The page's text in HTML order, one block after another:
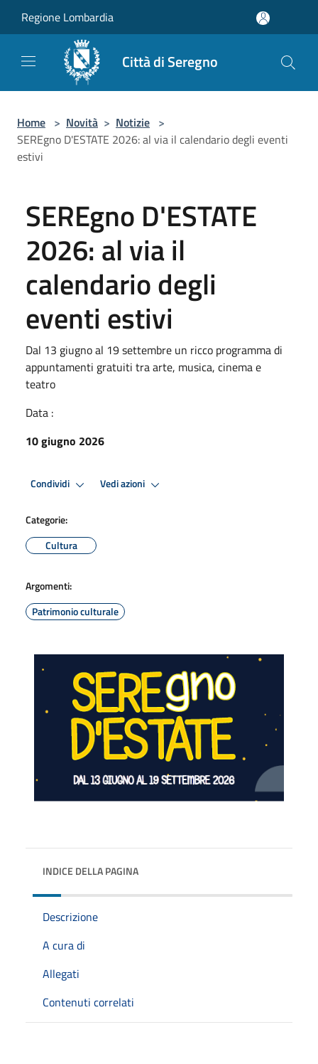
Regione Lombardia
Città di Seregno
Home > Novità > Notizie >
SEREgno D'ESTATE 2026: al via il calendario degli eventi
estivi
SEREgno D'ESTATE
2026: al via il
calendario degli
eventi estivi
Dal 13 giugno al 19 settembre un ricco programma di
appuntamenti gratuiti tra arte, musica, cinema e
teatro
Data :
10 giugno 2026
Condividi Vedi azioni
Categorie:
Cultura
Argomenti:
Patrimonio culturale
INDICE DELLA PAGINA
Descrizione
A cura di
Allegati
Contenuti correlati